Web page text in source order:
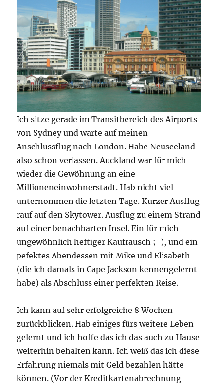
Ich sitze gerade im Transitbereich des Airports
von Sydney und warte auf meinen
Anschlussflug nach London. Habe Neuseeland
also schon verlassen. Auckland war für mich
wieder die Gewöhnung an eine
Millioneneinwohnerstadt. Hab nicht viel
unternommen die letzten Tage. Kurzer Ausflug
rauf auf den Skytower. Ausflug zu einem Strand
auf einer benachbarten Insel. Ein für mich
ungewöhnlich heftiger Kaufrausch ;-), und ein
pefektes Abendessen mit Mike und Elisabeth
(die ich damals in Cape Jackson kennengelernt
habe) als Abschluss einer perfekten Reise.
Ich kann auf sehr erfolgreiche 8 Wochen
zurückblicken. Hab einiges fürs weitere Leben
gelernt und ich hoffe das ich das auch zu Hause
weiterhin behalten kann. Ich weiß das ich diese
Erfahrung niemals mit Geld bezahlen hätte
können. (Vor der Kreditkartenabrechnung